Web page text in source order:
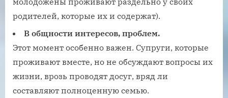
родителей, которые их и содержат).
В общности интересов, проблем.
Этот момент особенно важен. Супруги, которые
проживают вместе, но не обсуждают вопросы их
жизни, врозь проводят досуг, вряд ли
составляют полноценную семью.